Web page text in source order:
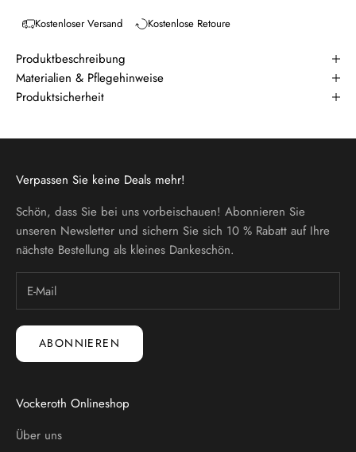
Kostenloser Versand Kostenlose Retoure
Produktbeschreibung
Materialien & Pflegehinweise
Produktsicherheit
Verpassen Sie keine Deals mehr!
Schön, dass Sie bei uns vorbeischauen! Abonnieren Sie
unseren Newsletter und sichern Sie sich 10 % Rabatt auf Ihre
nächste Bestellung als kleines Dankeschön.
ABONNIEREN
Vockeroth Onlineshop
Über uns